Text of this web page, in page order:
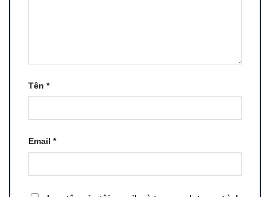
Tên *
Email *